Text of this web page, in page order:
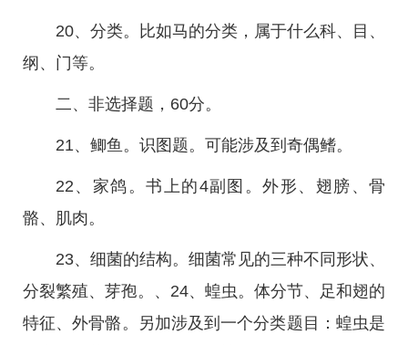
20、分类。比如马的分类，属于什么科、目、
纲、门等。
二、非选择题，60分。
21、鲫鱼。识图题。可能涉及到奇偶鳍。
22、家鸽。书上的4副图。外形、翅膀、骨
骼、肌肉。
23、细菌的结构。细菌常见的三种不同形状、
分裂繁殖、芽孢。、24、蝗虫。体分节、足和翅的
特征、外骨骼。另加涉及到一个分类题目：蝗虫是